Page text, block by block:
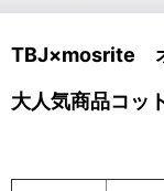
TBJ×mosrite
大人気商品コッ